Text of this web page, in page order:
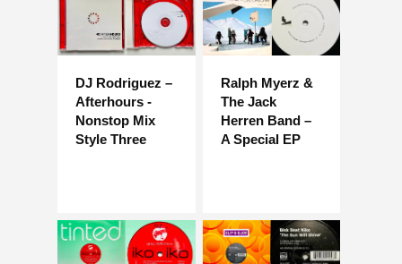
DJ Rodriguez –
Afterhours -
Nonstop Mix
Style Three
Ralph Myerz &
The Jack
Herren Band –
A Special EP